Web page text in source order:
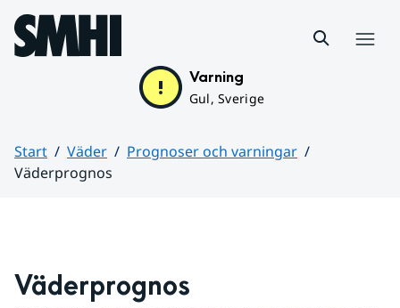
Hoppa till sidans innehåll
Varning
Gul, Sverige
Start Väder
Prognoser och varningar
Väderprognos
Väderprognos